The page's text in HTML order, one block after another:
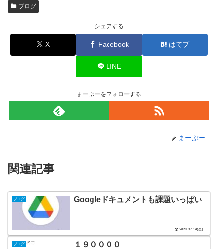
ブログ
シェアする
X Facebook はてブ
LINE
まーぶーをフォローする
まーぶー
関連記事
ブログ Googleドキュメントも課題いっぱい
2024.07.19(金)
ブログ １９００００